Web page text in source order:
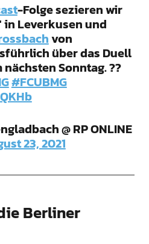
-Folge sezieren wir
Leverkusen und
von
über das Duell
Sonntag. ??
#FCUBMG
@ RP ONLINE
23, 2021
Berliner